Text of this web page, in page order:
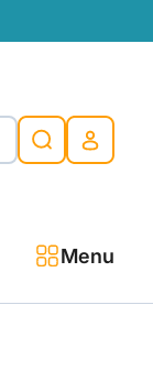
Menu